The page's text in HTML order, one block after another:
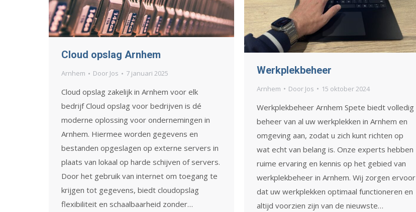
Cloud opslag Arnhem
Arnhem Door Jos 7 januari 2025
Cloud opslag zakelijk in Arnhem voor elk
bedrijf Cloud opslag voor bedrijven is dé
moderne oplossing voor ondernemingen in
Arnhem. Hiermee worden gegevens en
bestanden opgeslagen op externe servers in
plaats van lokaal op harde schijven of servers.
Door het gebruik van internet om toegang te
krijgen tot gegevens, biedt cloudopslag
flexibiliteit en schaalbaarheid zonder…
Werkplekbeheer
Arnhem Door Jos 15 oktober 2024
Werkplekbeheer Arnhem Spete biedt volledig
beheer van al uw werkplekken in Arnhem en
omgeving aan, zodat u zich kunt richten op
wat echt van belang is. Onze experts hebben
ruime ervaring en kennis op het gebied van
werkplekbeheer in Arnhem. Wij zorgen ervoor
dat uw werkplekken optimaal functioneren en
altijd voorzien zijn van de nieuwste…